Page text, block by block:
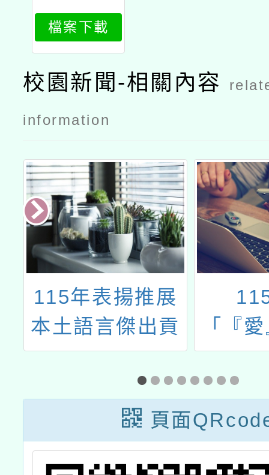
222_attach
1
檔案下載
校園新聞-相關內容
information
115年表揚推展
本土語言傑出貢
獻獎
「『
發」
頁面